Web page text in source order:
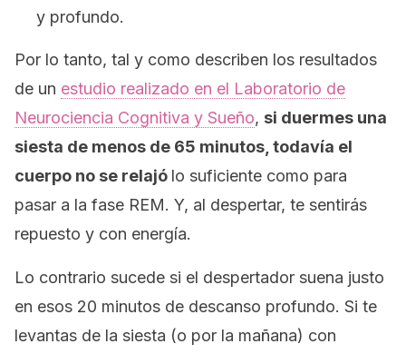
y profundo.
Por lo tanto, tal y como describen los resultados
de un estudio realizado en el Laboratorio de
Neurociencia Cognitiva y Sueño, si duermes una
siesta de menos de 65 minutos, todavía el
cuerpo no se relajó lo suficiente como para
pasar a la fase REM. Y, al despertar, te sentirás
repuesto y con energía.
Lo contrario sucede si el despertador suena justo
en esos 20 minutos de descanso profundo. Si te
levantas de la siesta (o por la mañana) con